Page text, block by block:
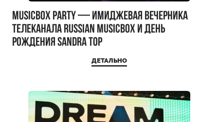
MUSICBOX PARTY — имиджевая вечерника
телеканала RUSSIAN MUSICBOX и день
рождения Sandra Top
ДЕТАЛЬНО